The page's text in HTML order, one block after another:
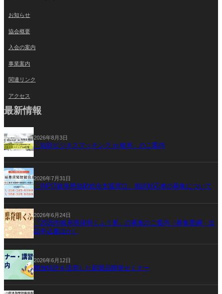
お知らせ
協会概要
入会の案内
事業案内
関連リンク
アクセス
最新情報
2026年8月3日
「知財ビジネスマッチング in 岐阜」のご案内
2026年7月31日
「INPIT岐阜県知財総合支援窓口」相談対応者の募集について
2026年6月24日
『2026年岐阜県発明くふう展』の募集のご案内（募集要綱・出
品申込書ほか）
2026年6月12日
開放特許を活用した新製品開発セミナー